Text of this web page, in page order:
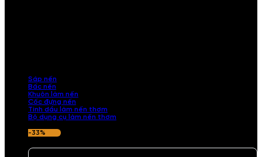
Sáp nến
Bấc nến
Khuôn làm nến
Cốc đựng nến
Tinh dầu làm nến thơm
Bộ dụng cụ làm nến thơm
-33%